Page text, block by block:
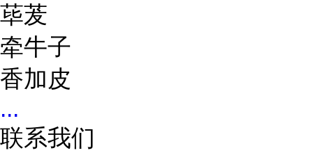
荜茇
牵牛子
香加皮
...
联系我们